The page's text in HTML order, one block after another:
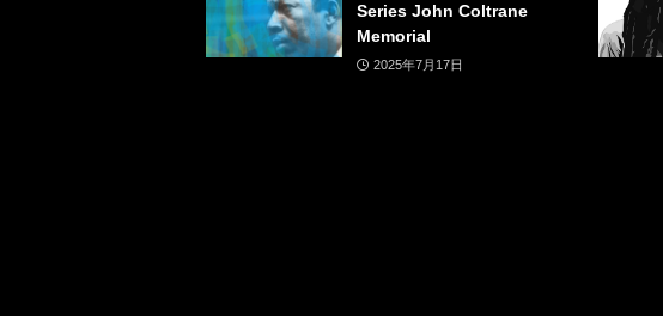
Series John Coltrane
Memorial
2025年7月17日